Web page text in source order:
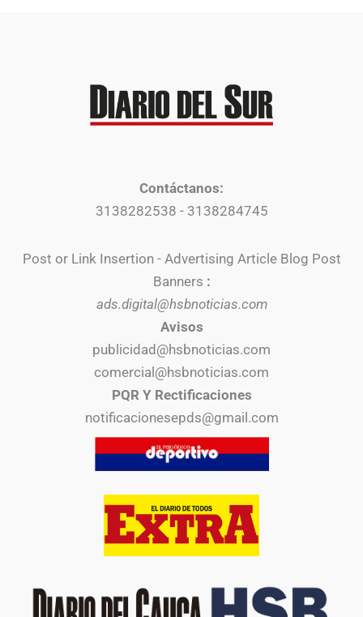
Contáctanos:
3138282538 - 3138284745
Post or Link Insertion - Advertising Article Blog Post
Banners :
ads.digital@hsbnoticias.com
Avisos
publicidad@hsbnoticias.com
comercial@hsbnoticias.com
PQR Y Rectificaciones
notificacionesepds@gmail.com